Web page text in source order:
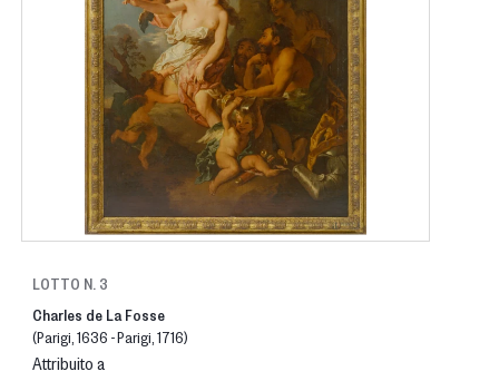
LOTTO N. 3
Charles de La Fosse
(Parigi, 1636 - Parigi, 1716)
Attribuito a